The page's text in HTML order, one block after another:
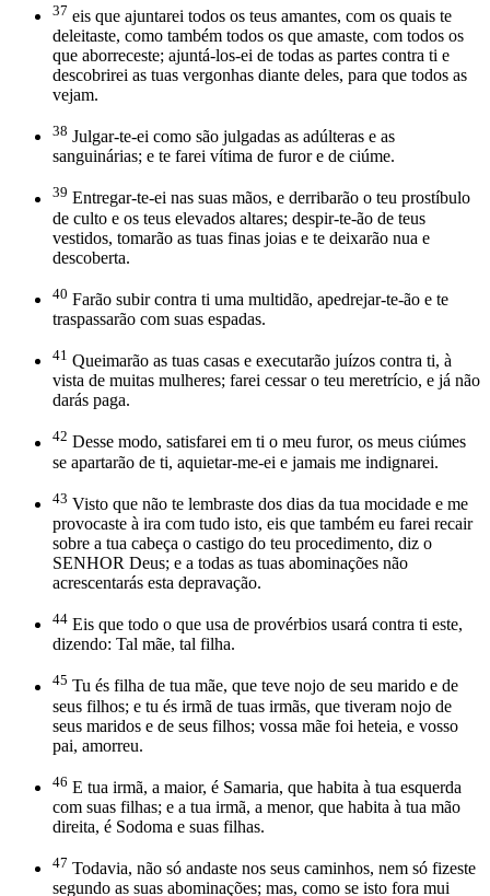
37 eis que ajuntarei todos os teus amantes, com os quais te
deleitaste, como também todos os que amaste, com todos os
que aborreceste; ajuntá-los-ei de todas as partes contra ti e
descobrirei as tuas vergonhas diante deles, para que todos as
vejam.
38 Julgar-te-ei como são julgadas as adúlteras e as
sanguinárias; e te farei vítima de furor e de ciúme.
39 Entregar-te-ei nas suas mãos, e derribarão o teu prostíbulo
de culto e os teus elevados altares; despir-te-ão de teus
vestidos, tomarão as tuas finas joias e te deixarão nua e
descoberta.
40 Farão subir contra ti uma multidão, apedrejar-te-ão e te
traspassarão com suas espadas.
41 Queimarão as tuas casas e executarão juízos contra ti, à
vista de muitas mulheres; farei cessar o teu meretrício, e já não
darás paga.
42 Desse modo, satisfarei em ti o meu furor, os meus ciúmes
se apartarão de ti, aquietar-me-ei e jamais me indignarei.
43 Visto que não te lembraste dos dias da tua mocidade e me
provocaste à ira com tudo isto, eis que também eu farei recair
sobre a tua cabeça o castigo do teu procedimento, diz o
SENHOR Deus; e a todas as tuas abominações não
acrescentarás esta depravação.
44 Eis que todo o que usa de provérbios usará contra ti este,
dizendo: Tal mãe, tal filha.
45 Tu és filha de tua mãe, que teve nojo de seu marido e de
seus filhos; e tu és irmã de tuas irmãs, que tiveram nojo de
seus maridos e de seus filhos; vossa mãe foi heteia, e vosso
pai, amorreu.
46 E tua irmã, a maior, é Samaria, que habita à tua esquerda
com suas filhas; e a tua irmã, a menor, que habita à tua mão
direita, é Sodoma e suas filhas.
47 Todavia, não só andaste nos seus caminhos, nem só fizeste
segundo as suas abominações; mas, como se isto fora mui